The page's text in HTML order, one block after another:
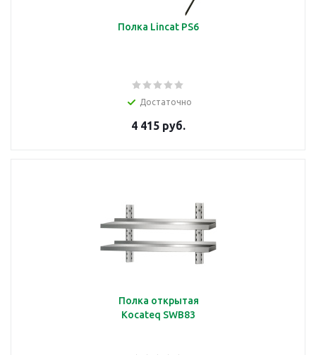
Полка Lincat PS6
Достаточно
4 415 руб.
Полка открытая
Kocateq SWB83